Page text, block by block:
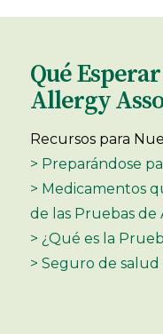
Qué
Allergy
Recursos para
> Preparándose
> Medicamentos
de las Pruebas de
> ¿Qué es la
> Seguro de salud